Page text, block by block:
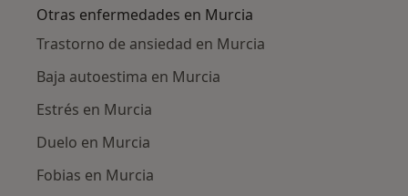
Otras enfermedades en Murcia
Trastorno de ansiedad en Murcia
Baja autoestima en Murcia
Estrés en Murcia
Duelo en Murcia
Fobias en Murcia